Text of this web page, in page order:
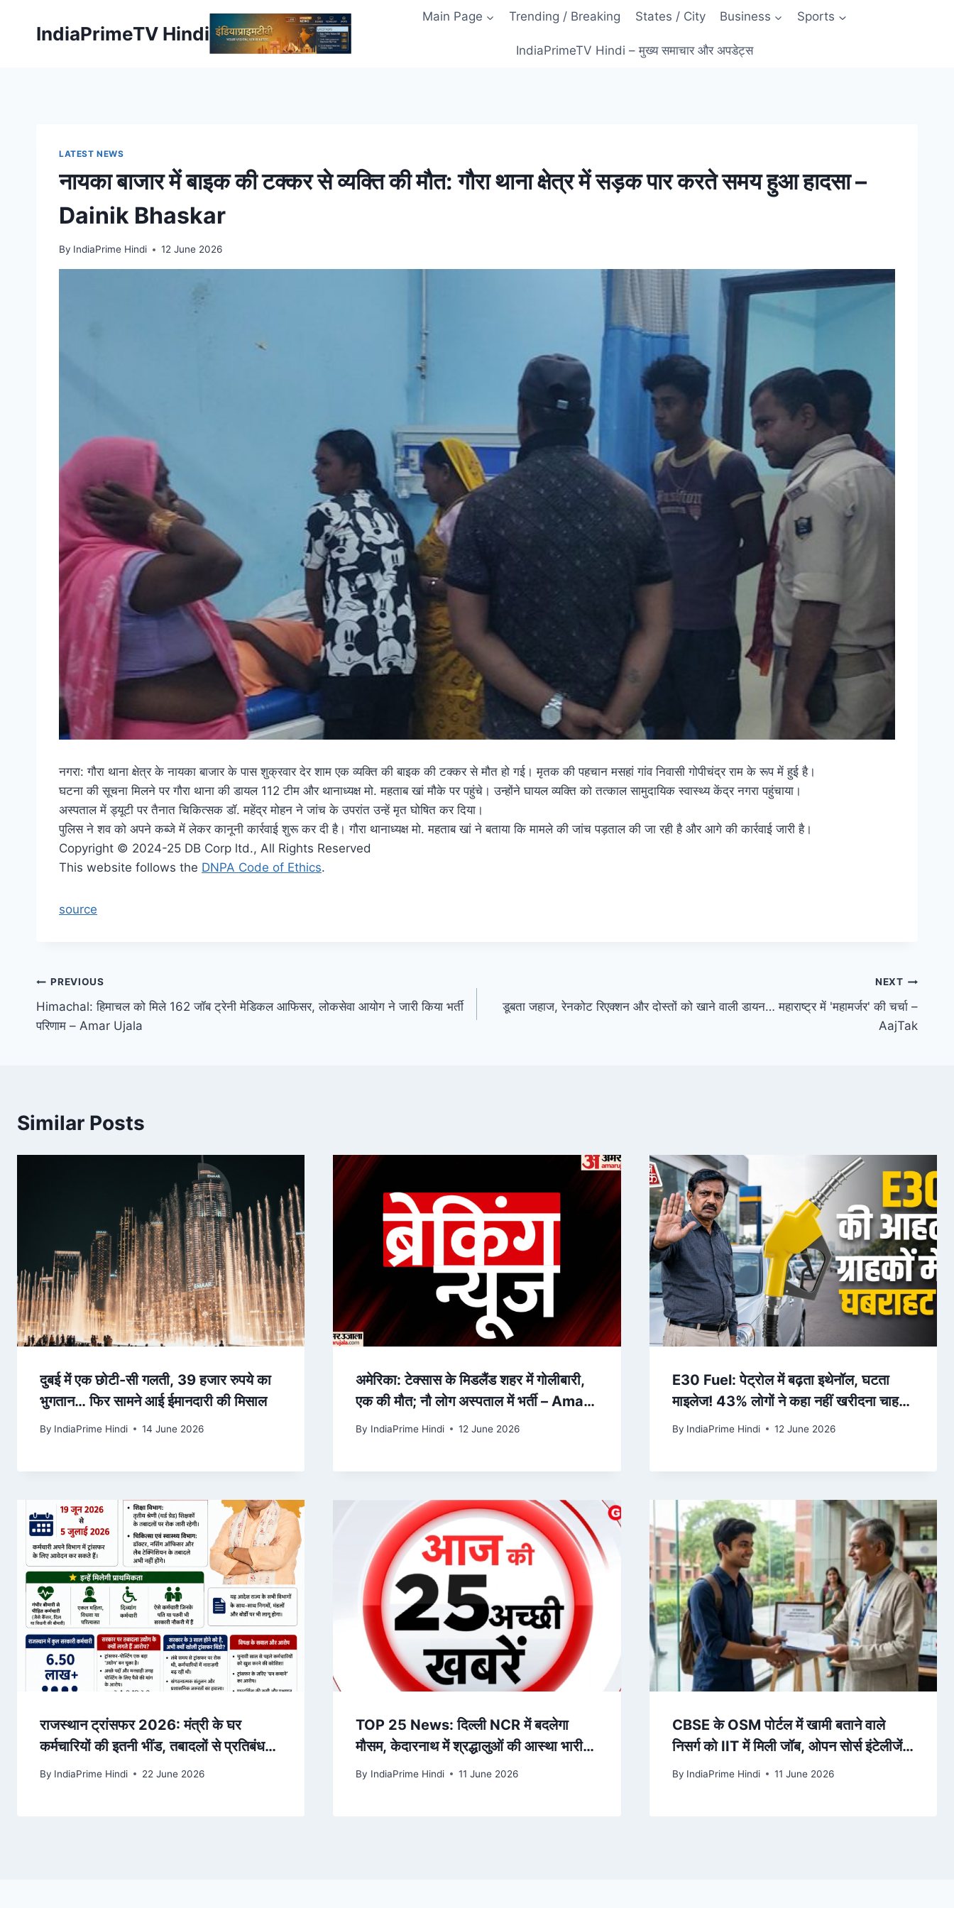
IndiaPrimeTV Hindi
Main Page Trending / Breaking States / City Business Sports
IndiaPrimeTV Hindi – मुख्य समाचार और अपडेट्स
LATEST NEWS
नायका बाजार में बाइक की टक्कर से व्यक्ति की मौत: गौरा थाना क्षेत्र में सड़क पार करते समय हुआ हादसा –
Dainik Bhaskar
By IndiaPrime Hindi 12 June 2026
नगरा: गौरा थाना क्षेत्र के नायका बाजार के पास शुक्रवार देर शाम एक व्यक्ति की बाइक की टक्कर से मौत हो गई। मृतक की पहचान मसहां गांव निवासी गोपीचंद्र राम के रूप में हुई है।
घटना की सूचना मिलने पर गौरा थाना की डायल 112 टीम और थानाध्यक्ष मो. महताब खां मौके पर पहुंचे। उन्होंने घायल व्यक्ति को तत्काल सामुदायिक स्वास्थ्य केंद्र नगरा पहुंचाया।
अस्पताल में ड्यूटी पर तैनात चिकित्सक डॉ. महेंद्र मोहन ने जांच के उपरांत उन्हें मृत घोषित कर दिया।
पुलिस ने शव को अपने कब्जे में लेकर कानूनी कार्रवाई शुरू कर दी है। गौरा थानाध्यक्ष मो. महताब खां ने बताया कि मामले की जांच पड़ताल की जा रही है और आगे की कार्रवाई जारी है।
Copyright © 2024-25 DB Corp ltd., All Rights Reserved
This website follows the DNPA Code of Ethics.
source
Post
navigation
PREVIOUS
Himachal: हिमाचल को मिले 162 जॉब ट्रेनी मेडिकल आफिसर, लोकसेवा आयोग ने जारी किया भर्ती
परिणाम – Amar Ujala
NEXT
डूबता जहाज, रेनकोट रिएक्शन और दोस्तों को खाने वाली डायन… महाराष्ट्र में 'महामर्जर' की चर्चा –
AajTak
Similar Posts
दुबई में एक छोटी-सी गलती, 39 हजार रुपये का
भुगतान… फिर सामने आई ईमानदारी की मिसाल
By IndiaPrime Hindi 14 June 2026
अमेरिका: टेक्सास के मिडलैंड शहर में गोलीबारी,
एक की मौत; नौ लोग अस्पताल में भर्ती – Amar
Ujala
By IndiaPrime Hindi 12 June 2026
E30 Fuel: पेट्रोल में बढ़ता इथेनॉल, घटता
माइलेज! 43% लोगों ने कहा नहीं खरीदना चाहते
नई कार – AajTak
By IndiaPrime Hindi 12 June 2026
राजस्थान ट्रांसफर 2026: मंत्री के घर
कर्मचारियों की इतनी भींड, तबादलों से प्रतिबंध
हटते ही उम्मीद जागी
By IndiaPrime Hindi 22 June 2026
TOP 25 News: दिल्ली NCR में बदलेगा
मौसम, केदारनाथ में श्रद्धालुओं की आस्था भारी…
देखिए 25 बड़ी खबरें – gnttv.com
By IndiaPrime Hindi 11 June 2026
CBSE के OSM पोर्टल में खामी बताने वाले
निसर्ग को IIT में मिली जॉब, ओपन सोर्स इंटेलीजेंस
इंजीनियर की दी पोस्ट – Jagran
By IndiaPrime Hindi 11 June 2026